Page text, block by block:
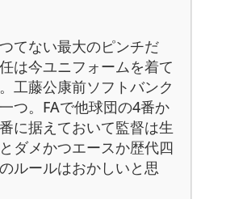
てない最大のピンチだ
は今ユニフォームを着て
工藤公康前ソフトバンク
つ。FAで他球団の4番か
に据えておいて監督は生
ダメかつエースか歴代四
ルールはおかしいと思